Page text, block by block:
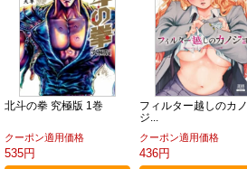
北斗の拳 究極版 1巻
クーポン適用価格
535円
フィルター越しのカノ
ジ...
クーポン適用価格
436円